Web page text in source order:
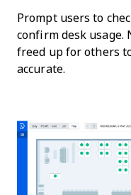
Prompt users to
confirm desk usage.
freed up for others
accurate.